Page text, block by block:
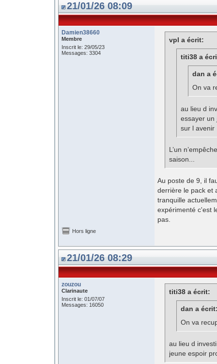
21/01/26 08:09
Damien38660
Membre
Inscrit le: 29/05/23
Messages: 3304
vpl a écrit:
titi38 a
dan a
On va
au lieu d
essayer un
sur l avenir
L’un
saison...
Au poste de 9, il
derrière le pack et
tranquille
expérimenté c'est
pas.
Hors ligne
21/01/26 08:29
zouzou
Clarinaute
Inscrit le: 01/07/07
Messages: 16050
titi38 a écrit:
dan a
On va
au lieu d
jeune espoir